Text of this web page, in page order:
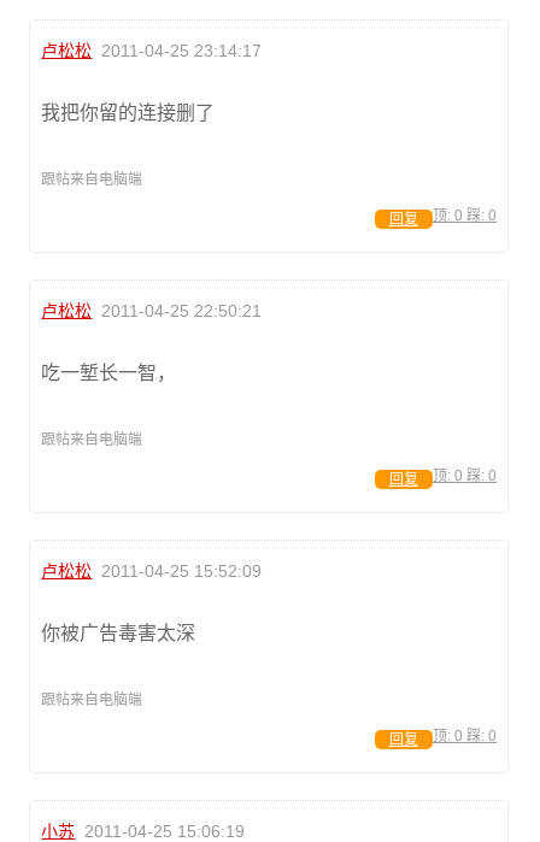
卢松松 2011-04-25 23:14:17
我把你留的连接删了
跟帖来自电脑端
顶: 0 踩: 0
回复
卢松松 2011-04-25 22:50:21
吃一堑长一智，
跟帖来自电脑端
顶: 0 踩: 0
回复
卢松松 2011-04-25 15:52:09
你被广告毒害太深
跟帖来自电脑端
顶: 0 踩: 0
回复
小苏 2011-04-25 15:06:19